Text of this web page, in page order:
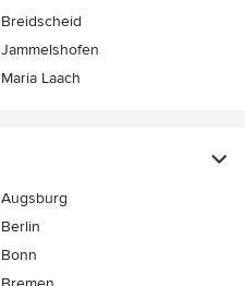
Breidscheid
Jammelshofen
Maria Laach
Augsburg
Berlin
Bonn